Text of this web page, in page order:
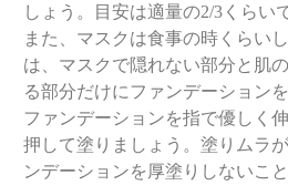
しょう。目安は適量の2/3くらい
また、マスクは食事の時くらい
は、マスクで隠れない部分と肌
る部分だけにファンデーション
ファンデーションを指で優しく
押して塗りましょう。塗りムラ
ンデーションを厚塗りしないこ